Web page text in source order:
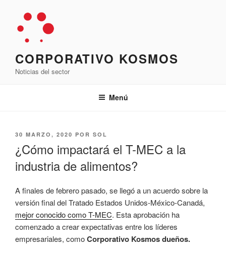
contenido
CORPORATIVO KOSMOS
Noticias del sector
Menú
PUBLICADO
30 MARZO, 2020 POR SOL
¿Cómo impactará el T-MEC a la
industria de alimentos?
A finales de febrero pasado, se llegó a un acuerdo sobre la
versión final del Tratado Estados Unidos-México-Canadá,
mejor conocido como T-MEC. Esta aprobación ha
comenzado a crear expectativas entre los líderes
empresariales, comoCorporativo Kosmos dueños.